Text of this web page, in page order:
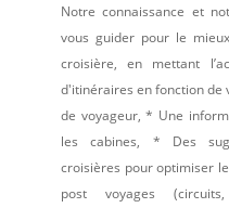
Notre connaissance et
vous guider pour le
croisière, en mettant
d'itinéraires en fonction de
de voyageur, * Une
les cabines, * Des
croisières pour optimiser
post voyages